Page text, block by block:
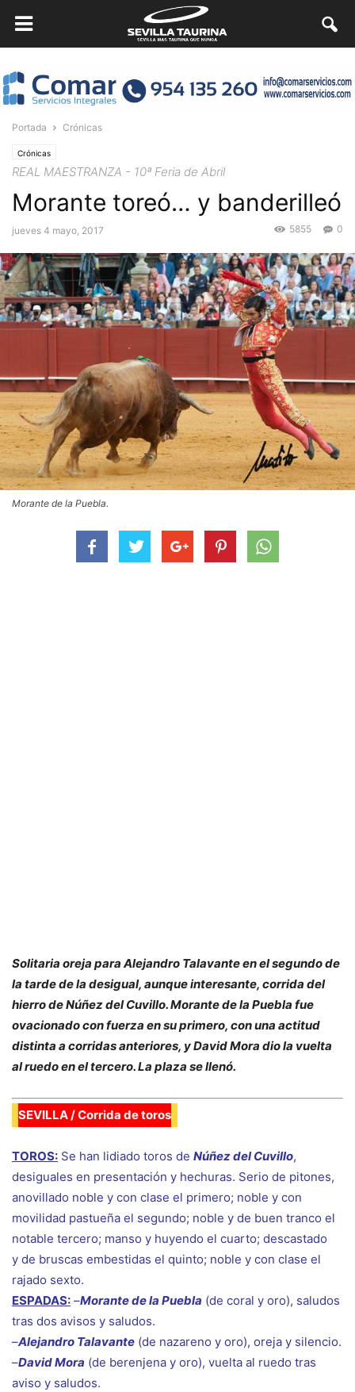
Portada Crónicas
Crónicas
REAL MAESTRANZA - 10ª Feria de Abril
Morante toreó… y banderilleó
jueves 4 mayo, 2017 0
5855
Morante de la Puebla.
Solitaria oreja para Alejandro Talavante en el segundo de
la tarde de la desigual, aunque interesante, corrida del
hierro de Núñez del Cuvillo. Morante de la Puebla fue
ovacionado con fuerza en su primero, con una actitud
distinta a corridas anteriores, y David Mora dio la vuelta
al ruedo en el tercero. La plaza se llenó.
SEVILLA / Corrida de toros
TOROS: Se han lidiado toros de Núñez del Cuvillo,
desiguales en presentación y hechuras. Serio de pitones,
anovillado noble y con clase el primero; noble y con
movilidad pastueña el segundo; noble y de buen tranco el
notable tercero; manso y huyendo el cuarto; descastado
y de bruscas embestidas el quinto; noble y con clase el
rajado sexto.
ESPADAS: –Morante de la Puebla (de coral y oro), saludos
tras dos avisos y saludos.
–Alejandro Talavante (de nazareno y oro), oreja y silencio.
–David Mora (de berenjena y oro), vuelta al ruedo tras
aviso y saludos.